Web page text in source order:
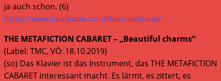
ja auch schon. (6)
https://www.facebook.com/themaesband/
THE METAFICTION CABARET – „Beautiful charms“
(Label: TMC, VÖ: 18.10.2019)
(so) Das Klavier ist das Instrument, das THE METAFICTION
CABARET interessant macht. Es lärmt, es zittert, es